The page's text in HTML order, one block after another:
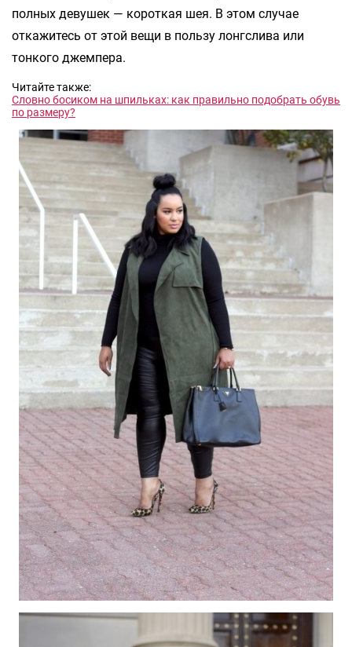
полных девушек — короткая шея. В этом случае
откажитесь от этой вещи в пользу лонгслива или
тонкого джемпера.
Читайте также:
Словно босиком на шпильках: как правильно подобрать обувь
по размеру?